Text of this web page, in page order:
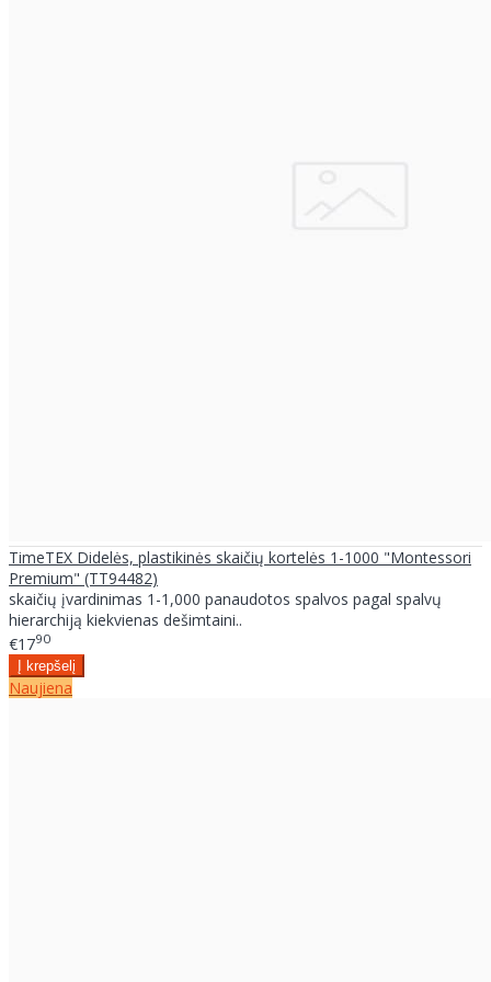
TimeTEX Didelės, plastikinės skaičių kortelės 1-1000 "Montessori
Premium" (TT94482)
skaičių įvardinimas 1-1,000 panaudotos spalvos pagal spalvų
hierarchiją kiekvienas dešimtaini..
€1790
Naujiena